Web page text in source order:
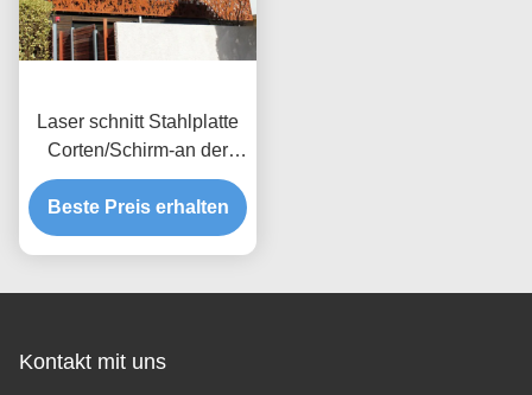
Laser schnitt Stahlplatte
Corten/Schirm-an der
Wand befestigte
Metallskulptur, die
natürlich rostig sind
Beste Preis erhalten
Kontakt mit uns